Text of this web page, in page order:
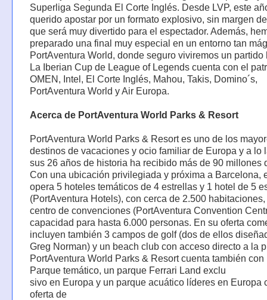
Superliga Segunda El Corte Inglés. Desde LVP, este
querido apostar por un formato explosivo, sin margen
que será muy divertido para el espectador. Además,
preparado una final muy especial en un entorno tan
PortAventura World, donde seguro viviremos un partido
La Iberian Cup de League of Legends cuenta con el
OMEN, Intel, El Corte Inglés, Mahou, Takis, Domino´s,
PortAventura World y Air Europa.
Acerca de PortAventura World Parks & Resort
PortAventura World Parks & Resort es uno de los
destinos de vacaciones y ocio familiar de Europa y a lo
sus 26 años de historia ha recibido más de 90 millones
Con una ubicación privilegiada y próxima a Barcelona,
opera 5 hoteles temáticos de 4 estrellas y 1 hotel de 5
(PortAventura Hotels), con cerca de 2.500 habitaciones,
centro de convenciones (PortAventura Convention
capacidad para hasta 6.000 personas. En su oferta
incluyen también 3 campos de golf (dos de ellos
Greg Norman) y un beach club con acceso directo a la
PortAventura World Parks & Resort cuenta también con
Parque temático, un parque Ferrari Land exclu
sivo en Europa y un parque acuático líderes en Europa
oferta de